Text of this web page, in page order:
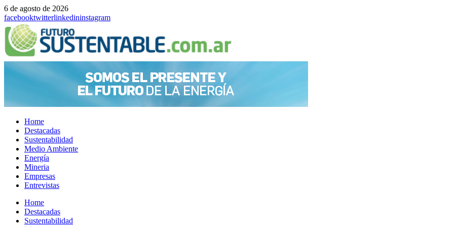
6 de agosto de 2026
facebooktwitterlinkedininstagram
Home
Destacadas
Sustentabilidad
Medio Ambiente
Energía
Mineria
Empresas
Entrevistas
Menu
Home
Destacadas
Sustentabilidad